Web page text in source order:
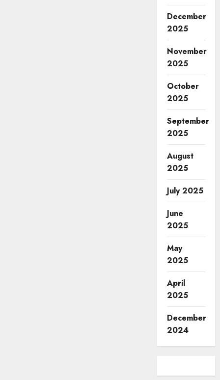
December
2025
November
2025
October
2025
September
2025
August
2025
July 2025
June
2025
May
2025
April
2025
December
2024